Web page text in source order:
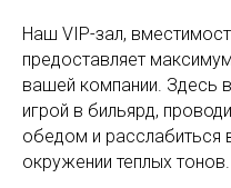
Наш VIP-зал,
предоставляет
вашей компании. Здесь
игрой в бильярд,
обедом и расслабиться
окружении теплых тонов.